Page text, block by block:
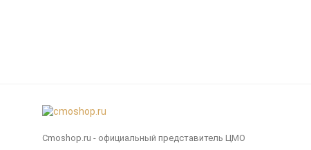
Cmoshop.ru - официальный представитель ЦМО